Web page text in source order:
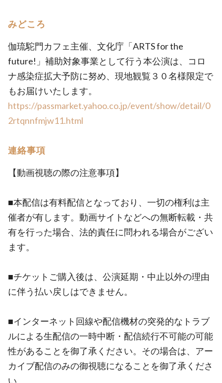
みどころ
伽琉駝門カフェ主催、⽂化庁「ARTS for the
future!」補助対象事業として行う本公演は、コロ
ナ感染症拡大予防に努め、現地観覧３０名様限定で
もお届けいたします。
https://passmarket.yahoo.co.jp/event/show/detail/0
2rtqnnfmjw11.html
連絡事項
【動画視聴の際の注意事項】
■本配信は有料配信となっており、一切の権利は主
催者が有します。動画サイトなどへの無断転載・共
有を行った場合、法的責任に問われる場合がござい
ます。
■チケットご購入後は、公演延期・中止以外の理由
に伴う払い戻しはできません。
■インターネット回線や配信機材の突発的なトラブ
ルによる生配信の一時中断・配信続行不可能の可能
性があることを御了承ください。その場合は、アー
カイブ配信のみの御視聴になることを御了承くださ
い。